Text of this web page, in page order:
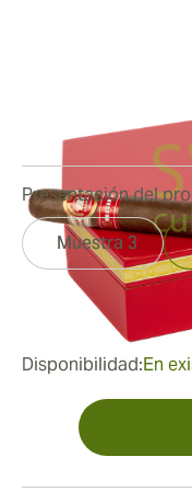
0
fue
Disponibilidad:En
Presentación del
Muestra 3
Cantidad